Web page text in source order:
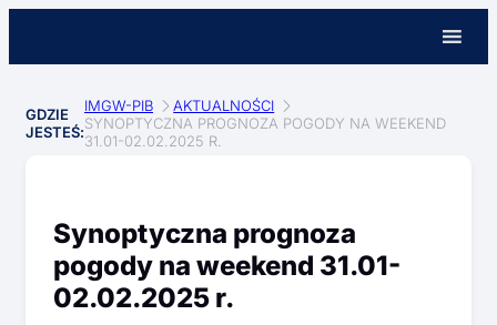
GDZIE
JESTEŚ:
IMGW-PIB
AKTUALNOŚCI
SYNOPTYCZNA PROGNOZA POGODY NA WEEKEND
31.01-02.02.2025 R.
Synoptyczna prognoza
pogody na weekend 31.01-
02.02.2025 r.